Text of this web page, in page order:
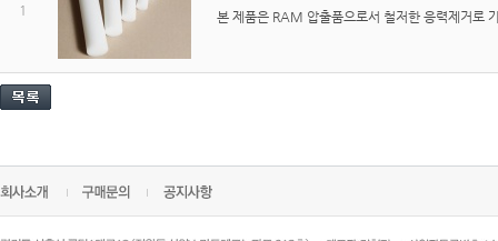
1 본 제품은 RAM 압출품으로서 철저한 응력제거로